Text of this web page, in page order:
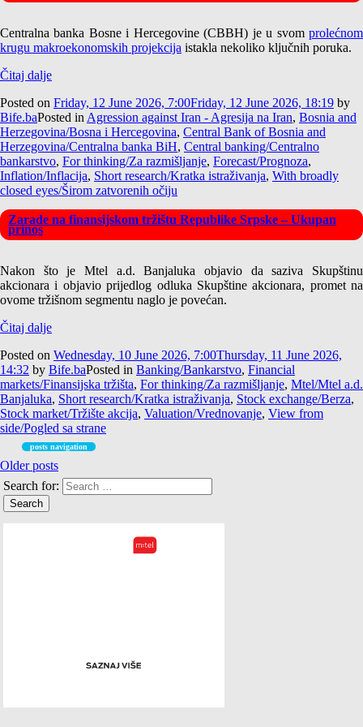
Centralna banka Bosne i Hercegovine (CBBH) je u svom prolećnom
krugu makroekonomskih projekcija istakla nekoliko ključnih poruka.
Čitaj dalje
Posted on Friday, 12 June 2026, 7:00Friday, 12 June 2026, 18:19 by
Bife.baPosted inAgression against Iran - Agresija na Iran, Bosnia and
Herzegovina/Bosna i Hercegovina, Central Bank of Bosnia and
Herzegovina/Centralna banka BiH, Central banking/Centralno
bankarstvo, For thinking/Za razmišljanje, Forecast/Prognoza,
Inflation/Inflacija, Short research/Kratka istraživanja, With broadly
closed eyes/Širom zatvorenih očiju
Zarade na finansijskom tržištu Republike Srpske – Ukupan
prinos
Nakon što je Mtel a.d. Banjaluka objavio da saziva Skupštinu
akcionara i objavio prijedlog odluka Skupštine akcionara, promet na
ovome tržišnom segmentu naglo je povećan.
Čitaj dalje
Posted on Wednesday, 10 June 2026, 7:00Thursday, 11 June 2026,
14:32 by Bife.baPosted in Banking/Bankarstvo, Financial
markets/Finansijska tržišta, For thinking/Za razmišljanje, Mtel/Mtel a.d.
Banjaluka, Short research/Kratka istraživanja, Stock exchange/Berza,
Stock market/Tržište akcija, Valuation/Vrednovanje, View from
side/Pogled sa strane
posts navigation
Older posts
Search for: